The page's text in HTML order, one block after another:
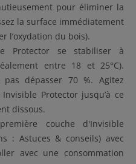
pour éliminer la
la surface immédiatement
l’oxydation du bois).
Protector se stabiliser à
entre 18 et 25°C).
dépasser 70 %. Agitez
Protector jusqu’à ce
dissous.
couche d'Invisible
: Astuces & conseils) avec
avec une consommation